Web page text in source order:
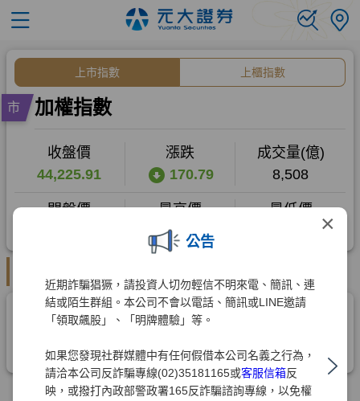
×
公告
近期詐騙猖獗，請投資人切勿輕信不明來電、簡訊、連
結或陌生群組。本公司不會以電話、簡訊或LINE邀請
「領取飆股」、「明牌體驗」等。
如果您發現社群媒體中有任何假借本公司名義之行為，
請洽本公司反詐騙專線(02)35181165或客服信箱反
映，或撥打內政部警政署165反詐騙諮詢專線，以免權